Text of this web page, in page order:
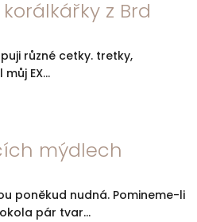
z Brd
různé cetky. tretky,
EX...
mýdlech
poněkud nudná. Pomineme-li
pár tvar...